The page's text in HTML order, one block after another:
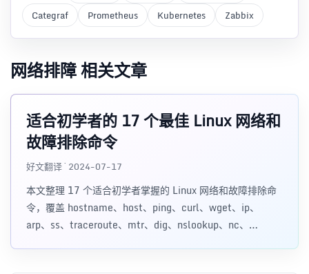
Categraf
Prometheus Kubernetes Zabbix
网络排障 相关文章
适合初学者的 17 个最佳 Linux 网络和
故障排除命令
好文翻译 · 2024-07-17
本文整理 17 个适合初学者掌握的 Linux 网络和故障排除命
令，覆盖 hostname、host、ping、curl、wget、ip、
arp、ss、traceroute、mtr、dig、nslookup、nc、